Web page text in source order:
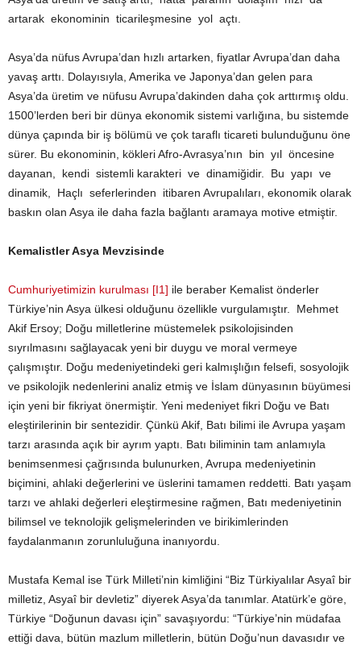
artarak ekonominin ticarileşmesine yol açtı.
Asya’da nüfus Avrupa’dan hızlı artarken, fiyatlar Avrupa’dan daha
yavaş arttı. Dolayısıyla, Amerika ve Japonya’dan gelen para
Asya’da üretim ve nüfusu Avrupa’dakinden daha çok arttırmış oldu.
1500’lerden beri bir dünya ekonomik sistemi varlığına, bu sistemde
dünya çapında bir iş bölümü ve çok taraflı ticareti bulunduğunu öne
sürer. Bu ekonominin, kökleri Afro-Avrasya’nın bin yıl öncesine
dayanan, kendi sistemli karakteri ve dinamiğidir. Bu yapı ve
dinamik, Haçlı seferlerinden itibaren Avrupalıları, ekonomik olarak
baskın olan Asya ile daha fazla bağlantı aramaya motive etmiştir.
Kemalistler Asya Mevzisinde
Cumhuriyetimizin kurulması [I1] ile beraber Kemalist önderler
Türkiye’nin Asya ülkesi olduğunu özellikle vurgulamıştır. Mehmet
Akif Ersoy; Doğu milletlerine müstemelek psikolojisinden
sıyrılmasını sağlayacak yeni bir duygu ve moral vermeye
çalışmıştır. Doğu medeniyetindeki geri kalmışlığın felsefi, sosyolojik
ve psikolojik nedenlerini analiz etmiş ve İslam dünyasının büyümesi
için yeni bir fikriyat önermiştir. Yeni medeniyet fikri Doğu ve Batı
eleştirilerinin bir sentezidir. Çünkü Akif, Batı bilimi ile Avrupa yaşam
tarzı arasında açık bir ayrım yaptı. Batı biliminin tam anlamıyla
benimsenmesi çağrısında bulunurken, Avrupa medeniyetinin
biçimini, ahlaki değerlerini ve üslerini tamamen reddetti. Batı yaşam
tarzı ve ahlaki değerleri eleştirmesine rağmen, Batı medeniyetinin
bilimsel ve teknolojik gelişmelerinden ve birikimlerinden
faydalanmanın zorunluluğuna inanıyordu.
Mustafa Kemal ise Türk Milleti’nin kimliğini “Biz Türkiyalılar Asyaî bir
milletiz, Asyaî bir devletiz” diyerek Asya’da tanımlar. Atatürk’e göre,
Türkiye “Doğunun davası için” savaşıyordu: “Türkiye’nin müdafaa
ettiği dava, bütün mazlum milletlerin, bütün Doğu’nun davasıdır ve